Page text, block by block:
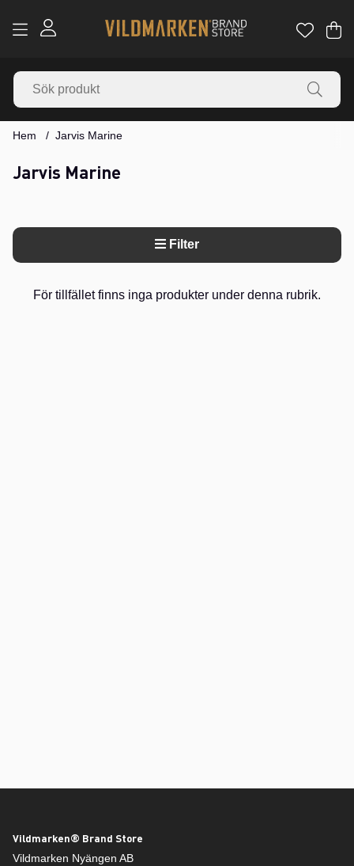
.
Hem Jarvis Marine
Jarvis Marine
Filter
Produkter
För tillfället finns inga produkter under denna rubrik.
Vildmarken® Brand Store
Vildmarken Nyängen AB